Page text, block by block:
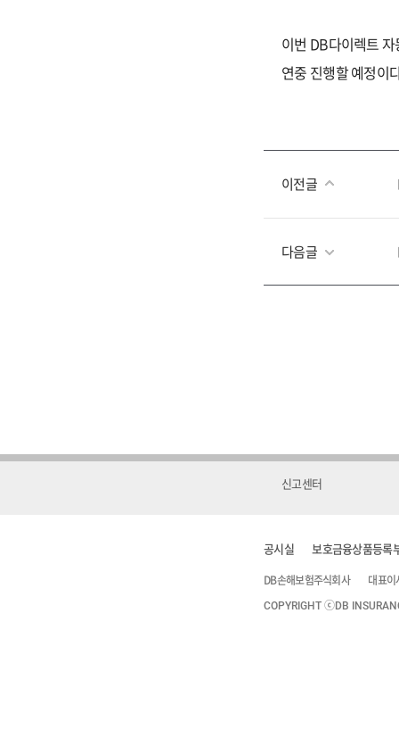
이번 DB다이렉트
연중 진행할 예정이
이전글
다음글
신고센터
공시실 보호금융상품등록
DB손해보험주식회사 대표이
COPYRIGHT ⓒDB